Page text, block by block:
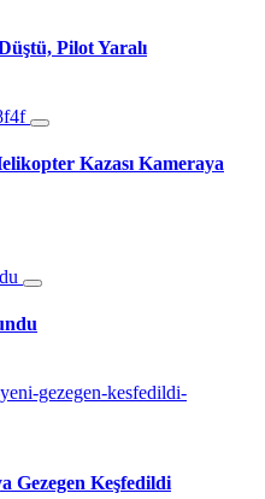
Pilot Yaralı
Kazası Kameraya
Gezegen Keşfedildi